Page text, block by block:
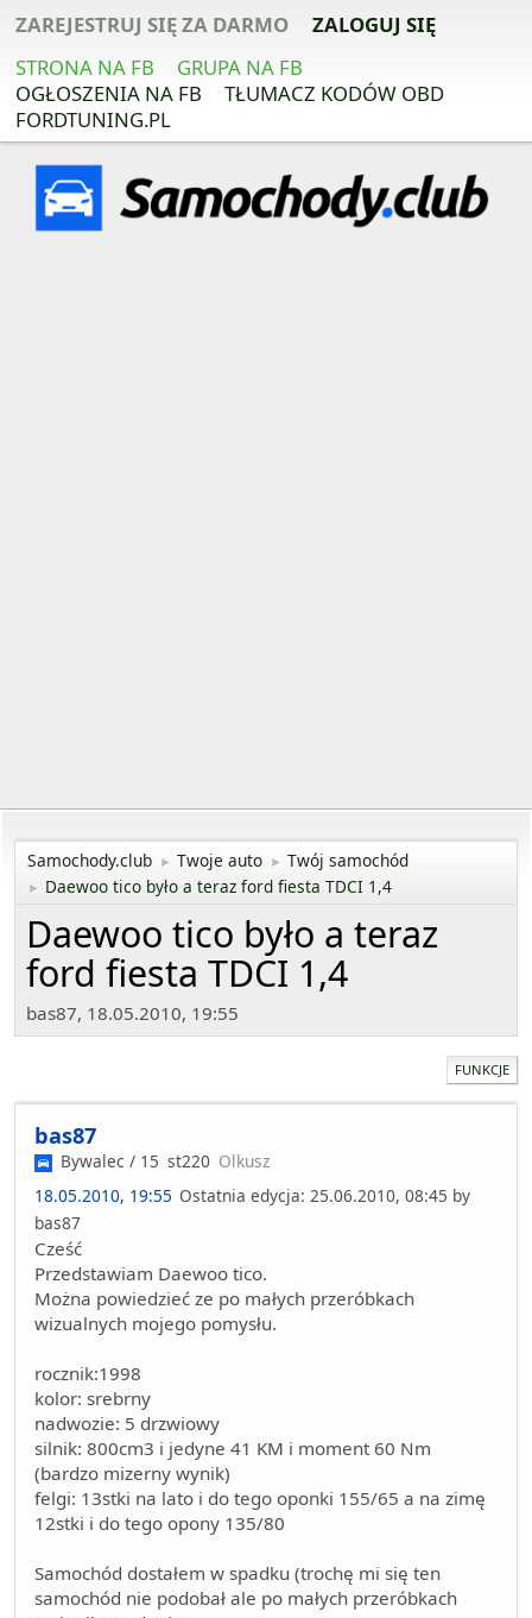
ZAREJESTRUJ SIĘ ZA DARMO
ZALOGUJ SIĘ
STRONA NA FB
GRUPA NA FB
OGŁOSZENIA NA FB
TŁUMACZ KODÓW OBD
FORDTUNING.PL
Samochody.club ► Twoje auto ► Twój samochód
► Daewoo tico było a teraz ford fiesta TDCI 1,4
Daewoo tico było a teraz
ford fiesta TDCI 1,4
bas87, 18.05.2010, 19:55
FUNKCJE
bas87
Bywalec / 15 st220 Olkusz
18.05.2010, 19:55 Ostatnia edycja: 25.06.2010, 08:45 by
bas87
Cześć
Przedstawiam Daewoo tico.
Można powiedzieć ze po małych przeróbkach
wizualnych mojego pomysłu.
rocznik:1998
kolor: srebrny
nadwozie: 5 drzwiowy
silnik: 800cm3 i jedyne 41 KM i moment 60 Nm
(bardzo mizerny wynik)
felgi: 13stki na lato i do tego oponki 155/65 a na zimę
12stki i do tego opony 135/80
Samochód dostałem w spadku (trochę mi się ten
samochód nie podobał ale po małych przeróbkach